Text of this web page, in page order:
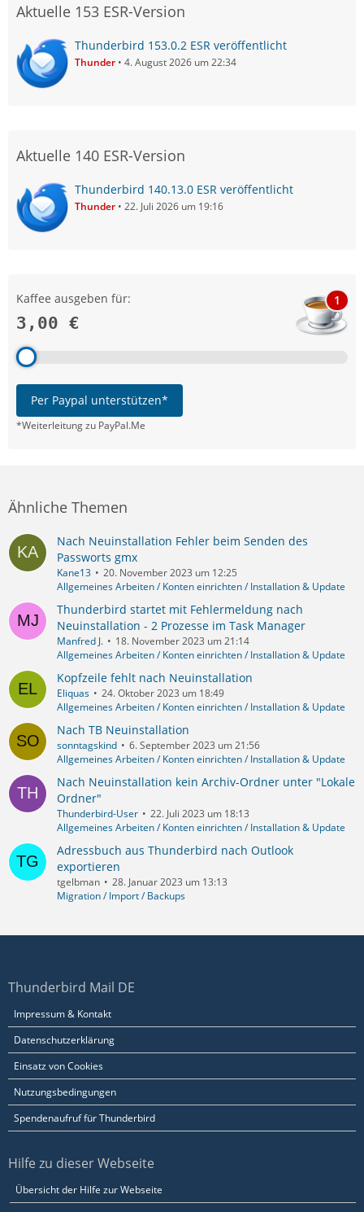
Aktuelle 153 ESR-Version
Thunderbird 153.0.2 ESR veröffentlicht
Thunder 4. August 2026 um 22:34
Aktuelle 140 ESR-Version
Thunderbird 140.13.0 ESR veröffentlicht
Thunder 22. Juli 2026 um 19:16
Kaffee ausgeben für:
3,00 €
1
Per Paypal unterstützen*
*Weiterleitung zu PayPal.Me
Ähnliche Themen
Nach Neuinstallation Fehler beim Senden des
Passworts gmx
Kane13
20. November 2023 um 12:25
Allgemeines Arbeiten / Konten einrichten / Installation & Update
Thunderbird startet mit Fehlermeldung nach
Neuinstallation - 2 Prozesse im Task Manager
Manfred J.
18. November 2023 um 21:14
Allgemeines Arbeiten / Konten einrichten / Installation & Update
Kopfzeile fehlt nach Neuinstallation
Eliquas
24. Oktober 2023 um 18:49
Allgemeines Arbeiten / Konten einrichten / Installation & Update
Nach TB Neuinstallation
sonntagskind
6. September 2023 um 21:56
Allgemeines Arbeiten / Konten einrichten / Installation & Update
Nach Neuinstallation kein Archiv-Ordner unter "Lokale
Ordner"
Thunderbird-User
22. Juli 2023 um 18:13
Allgemeines Arbeiten / Konten einrichten / Installation & Update
Adressbuch aus Thunderbird nach Outlook
exportieren
tgelbman
28. Januar 2023 um 13:13
Migration / Import / Backups
Thunderbird Mail DE
Impressum & Kontakt
Datenschutzerklärung
Einsatz von Cookies
Nutzungsbedingungen
Spendenaufruf für Thunderbird
Hilfe zu dieser Webseite
Übersicht der Hilfe zur Webseite